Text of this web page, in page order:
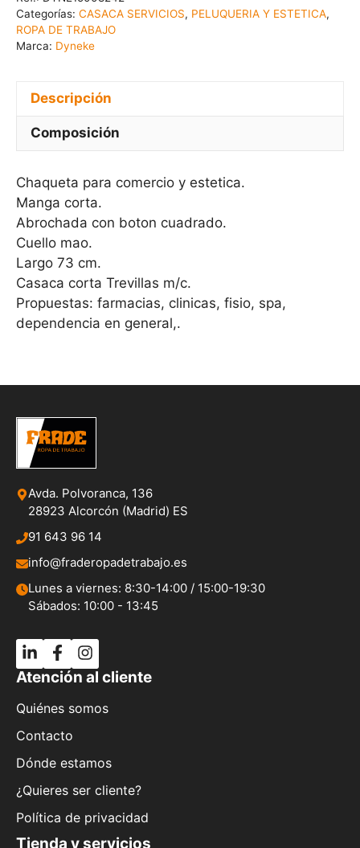
Categorías: CASACA SERVICIOS, PELUQUERIA Y ESTETICA,
ROPA DE TRABAJO
Marca: Dyneke
Descripción
Composición
Chaqueta para comercio y estetica.
Manga corta.
Abrochada con boton cuadrado.
Cuello mao.
Largo 73 cm.
Casaca corta Trevillas m/c.
Propuestas: farmacias, clinicas, fisio, spa,
dependencia en general,.
Avda. Polvoranca, 136
28923 Alcorcón (Madrid) ES
91 643 96 14
info@fraderopadetrabajo.es
Lunes a viernes: 8:30-14:00 / 15:00-19:30
Sábados: 10:00 - 13:45
Atención al cliente
Quiénes somos
Contacto
Dónde estamos
¿Quieres ser cliente?
Política de privacidad
Tienda y servicios